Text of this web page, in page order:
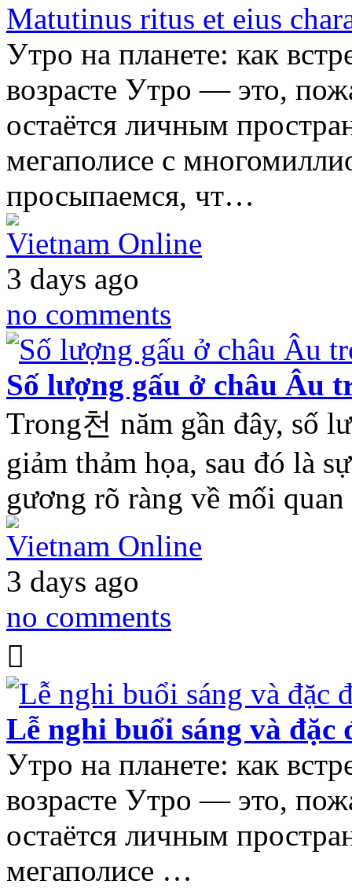
Matutinus ritus et eius
Утро на планете: как
возрасте Утро — это,
остаётся личным
мегаполисе с
просыпаемся, чт…
Vietnam Online
3 days ago
no comments
Số lượng gấu ở châu Âu
Trong천 năm gần đây, số
giảm thảm họa, sau đó là
gương rõ ràng về mối
Vietnam Online
3 days ago
no comments
Lễ nghi buổi sáng và đặc
Утро на планете: как
возрасте Утро — это,
остаётся личным
мегаполисе …